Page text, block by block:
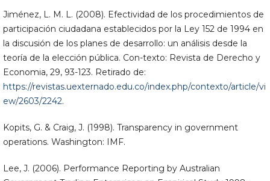
Jiménez, L. M. L. (2008). Efectividad de los procedimientos de
participación ciudadana establecidos por la Ley 152 de 1994 en
la discusión de los planes de desarrollo: un análisis desde la
teoría de la elección pública. Con-texto: Revista de Derecho y
Economia, 29, 93-123. Retirado de:
https://revistas.uexternado.edu.co/index.php/contexto/article/vi
ew/2603/2242.
Kopits, G. & Craig, J. (1998). Transparency in government
operations. Washington: IMF.
Lee, J. (2006). Performance Reporting by Australian